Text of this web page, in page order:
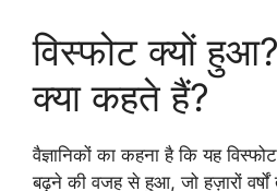
विस्फोट क्यों
क्या कहते हैं?
वैज्ञानिकों का कहना है कि यह
बढ़ने की वजह से हुआ, जो हज़ारों